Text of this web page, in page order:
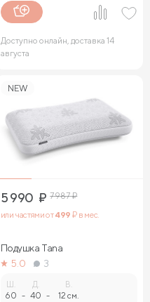
Доступно онлайн, доставка 14
августа
NEW
5 990 ₽ 7 987₽
или частями от499 ₽ в мес.
Подушка Tana
5.0
3
60 -
Д.
40 -
В.
12 см.